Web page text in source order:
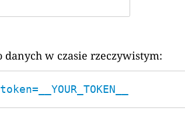
danych w czasie rzeczywistym: